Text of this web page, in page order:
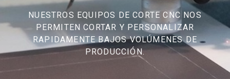
NUESTROS EQUIPOS DE CORTE CNC NOS
PERMITEN CORTAR Y PERSONALIZAR
RAPIDAMENTE BAJOS VOLÚMENES DE
PRODUCCIÓN.